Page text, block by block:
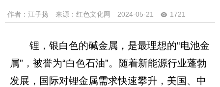
作者： 江子扬 来源：红色文化网 2024-05-21 1721
锂，银白色的碱金属，是最理想的“电池金
属”，被誉为“白色石油”。随着新能源行业蓬勃
发展，国际对锂金属需求快速攀升，美国、中